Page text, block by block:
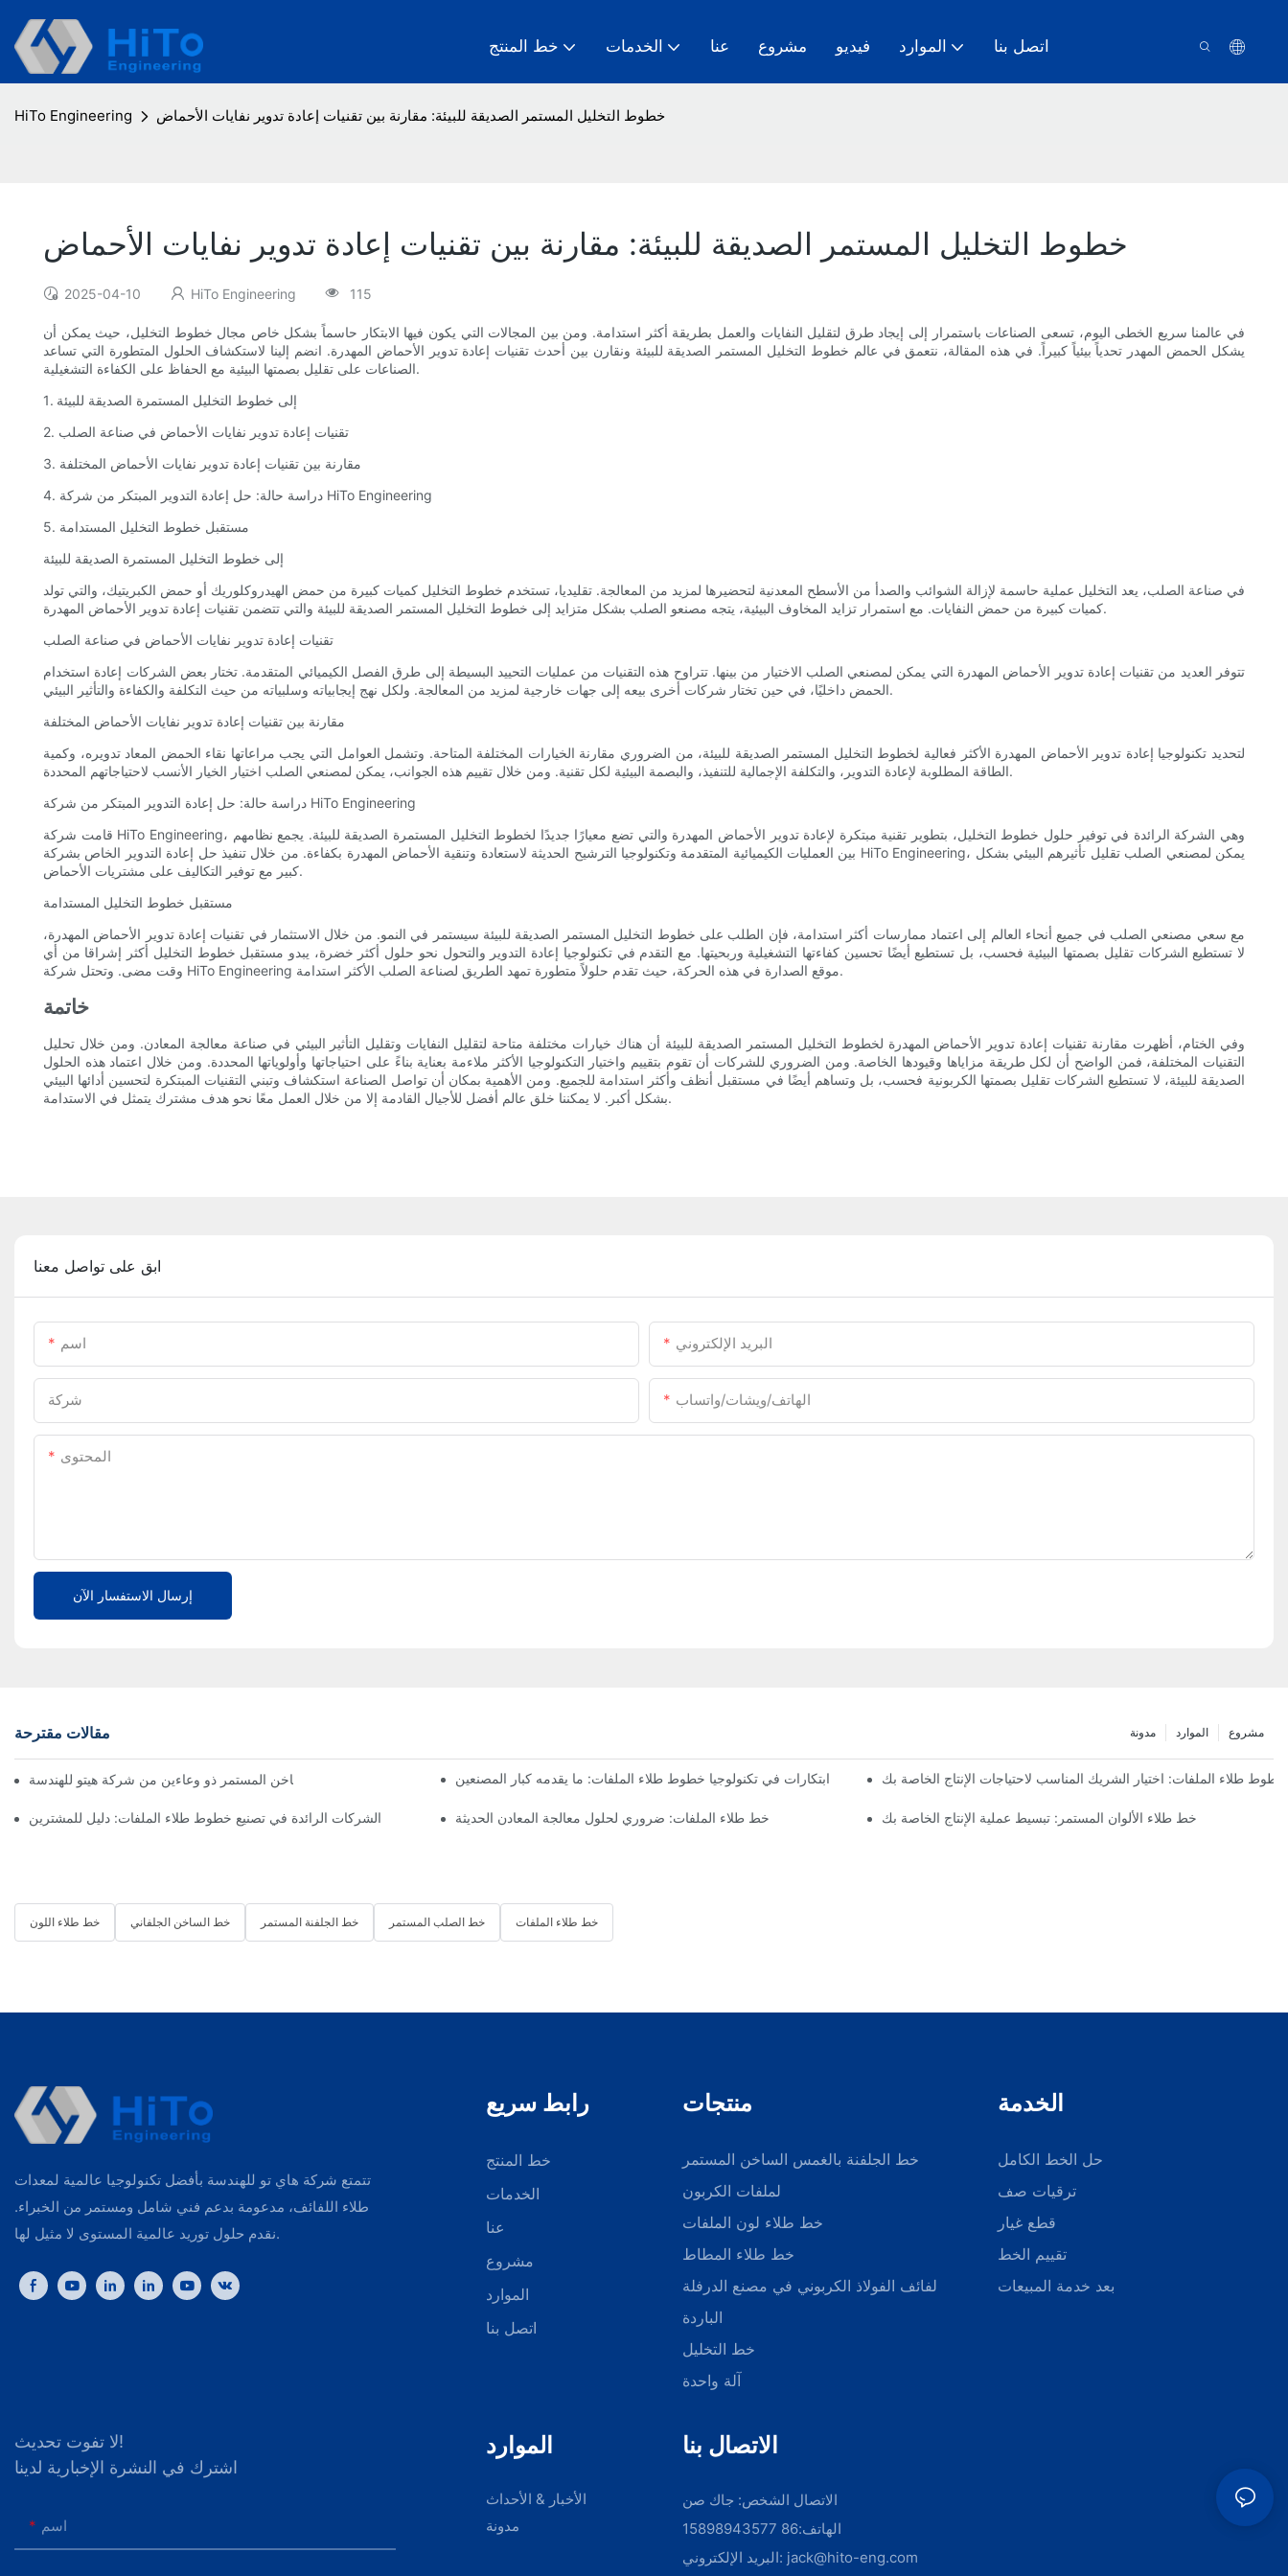
خط المنتج الخدمات عنا مشروع فيديو الموارد اتصل بنا
HiTo Engineering خطوط التخليل المستمر الصديقة للبيئة: مقارنة بين تقنيات إعادة تدوير نفايات الأحماض
خطوط التخليل المستمر الصديقة للبيئة: مقارنة بين تقنيات إعادة تدوير نفايات الأحماض
2025-04-10 HiTo Engineering 115
في عالمنا سريع الخطى اليوم، تسعى الصناعات باستمرار إلى إيجاد طرق لتقليل النفايات والعمل بطريقة أكثر استدامة. ومن بين المجالات التي يكون فيها الابتكار حاسماً بشكل خاص مجال خطوط التخليل، حيث يمكن أن
يشكل الحمض المهدر تحدياً بيئياً كبيراً. في هذه المقالة، نتعمق في عالم خطوط التخليل المستمر الصديقة للبيئة ونقارن بين أحدث تقنيات إعادة تدوير الأحماض المهدرة. انضم إلينا لاستكشاف الحلول المتطورة التي تساعد
الصناعات على تقليل بصمتها البيئية مع الحفاظ على الكفاءة التشغيلية.
1. إلى خطوط التخليل المستمرة الصديقة للبيئة
2. تقنيات إعادة تدوير نفايات الأحماض في صناعة الصلب
3. مقارنة بين تقنيات إعادة تدوير نفايات الأحماض المختلفة
4. دراسة حالة: حل إعادة التدوير المبتكر من شركة HiTo Engineering
5. مستقبل خطوط التخليل المستدامة
إلى خطوط التخليل المستمرة الصديقة للبيئة
في صناعة الصلب، يعد التخليل عملية حاسمة لإزالة الشوائب والصدأ من الأسطح المعدنية لتحضيرها لمزيد من المعالجة. تقليديا، تستخدم خطوط التخليل كميات كبيرة من حمض الهيدروكلوريك أو حمض الكبريتيك، والتي تولد
كميات كبيرة من حمض النفايات. مع استمرار تزايد المخاوف البيئية، يتجه مصنعو الصلب بشكل متزايد إلى خطوط التخليل المستمر الصديقة للبيئة والتي تتضمن تقنيات إعادة تدوير الأحماض المهدرة.
تقنيات إعادة تدوير نفايات الأحماض في صناعة الصلب
تتوفر العديد من تقنيات إعادة تدوير الأحماض المهدرة التي يمكن لمصنعي الصلب الاختيار من بينها. تتراوح هذه التقنيات من عمليات التحييد البسيطة إلى طرق الفصل الكيميائي المتقدمة. تختار بعض الشركات إعادة استخدام
الحمض داخليًا، في حين تختار شركات أخرى بيعه إلى جهات خارجية لمزيد من المعالجة. ولكل نهج إيجابياته وسلبياته من حيث التكلفة والكفاءة والتأثير البيئي.
مقارنة بين تقنيات إعادة تدوير نفايات الأحماض المختلفة
لتحديد تكنولوجيا إعادة تدوير الأحماض المهدرة الأكثر فعالية لخطوط التخليل المستمر الصديقة للبيئة، من الضروري مقارنة الخيارات المختلفة المتاحة. وتشمل العوامل التي يجب مراعاتها نقاء الحمض المعاد تدويره، وكمية
الطاقة المطلوبة لإعادة التدوير، والتكلفة الإجمالية للتنفيذ، والبصمة البيئية لكل تقنية. ومن خلال تقييم هذه الجوانب، يمكن لمصنعي الصلب اختيار الخيار الأنسب لاحتياجاتهم المحددة.
دراسة حالة: حل إعادة التدوير المبتكر من شركة HiTo Engineering
قامت شركة HiTo Engineering، وهي الشركة الرائدة في توفير حلول خطوط التخليل، بتطوير تقنية مبتكرة لإعادة تدوير الأحماض المهدرة والتي تضع معيارًا جديدًا لخطوط التخليل المستمرة الصديقة للبيئة. يجمع نظامهم
بين العمليات الكيميائية المتقدمة وتكنولوجيا الترشيح الحديثة لاستعادة وتنقية الأحماض المهدرة بكفاءة. من خلال تنفيذ حل إعادة التدوير الخاص بشركة HiTo Engineering، يمكن لمصنعي الصلب تقليل تأثيرهم البيئي بشكل
كبير مع توفير التكاليف على مشتريات الأحماض.
مستقبل خطوط التخليل المستدامة
مع سعي مصنعي الصلب في جميع أنحاء العالم إلى اعتماد ممارسات أكثر استدامة، فإن الطلب على خطوط التخليل المستمر الصديقة للبيئة سيستمر في النمو. من خلال الاستثمار في تقنيات إعادة تدوير الأحماض المهدرة،
لا تستطيع الشركات تقليل بصمتها البيئية فحسب، بل تستطيع أيضًا تحسين كفاءتها التشغيلية وربحيتها. مع التقدم في تكنولوجيا إعادة التدوير والتحول نحو حلول أكثر خضرة، يبدو مستقبل خطوط التخليل أكثر إشراقا من أي
وقت مضى. وتحتل شركة HiTo Engineering موقع الصدارة في هذه الحركة، حيث تقدم حلولاً متطورة تمهد الطريق لصناعة الصلب الأكثر استدامة.
خاتمة
وفي الختام، أظهرت مقارنة تقنيات إعادة تدوير الأحماض المهدرة لخطوط التخليل المستمر الصديقة للبيئة أن هناك خيارات مختلفة متاحة لتقليل النفايات وتقليل التأثير البيئي في صناعة معالجة المعادن. ومن خلال تحليل
التقنيات المختلفة، فمن الواضح أن لكل طريقة مزاياها وقيودها الخاصة. ومن الضروري للشركات أن تقوم بتقييم واختيار التكنولوجيا الأكثر ملاءمة بعناية بناءً على احتياجاتها وأولوياتها المحددة. ومن خلال اعتماد هذه الحلول
الصديقة للبيئة، لا تستطيع الشركات تقليل بصمتها الكربونية فحسب، بل وتساهم أيضًا في مستقبل أنظف وأكثر استدامة للجميع. ومن الأهمية بمكان أن تواصل الصناعة استكشاف وتبني التقنيات المبتكرة لتحسين أدائها البيئي
بشكل أكبر. لا يمكننا خلق عالم أفضل للأجيال القادمة إلا من خلال العمل معًا نحو هدف مشترك يتمثل في الاستدامة.
ابق على تواصل معنا
اسم البريد الإلكتروني
شركة الهاتف/ويشات/واتساب
المحتوى
إرسال الاستفسار الآن
مقالات مقترحة مشروع الموارد مدونة
ابتكارات في تكنولوجيا خطوط طلاء الملفات: ما يقدمه كبار المصنعين طلاء الملفات: اختيار الشريك المناسب لاحتياجات الإنتاج الخاصة بك
الشركات الرائدة في تصنيع خطوط طلاء الملفات: دليل للمشترين خط طلاء الملفات: ضروري لحلول معالجة المعادن الحديثة خط طلاء الألوان المستمر: تبسيط عملية الإنتاج الخاصة بك
خط طلاء اللون خط الساخن الجلفاني خط الجلفنة المستمر خط الصلب المستمر خط طلاء الملفات
تتمتع شركة هاي تو للهندسة بأفضل تكنولوجيا عالمية لمعدات
طلاء اللفائف، مدعومة بدعم فني شامل ومستمر من الخبراء.
نقدم حلول توريد عالمية المستوى لا مثيل لها.
رابط سريع
خط المنتج
الخدمات
عنا
مشروع
الموارد
اتصل بنا
منتجات
خط الجلفنة بالغمس الساخن المستمر
لملفات الكربون
خط طلاء لون الملفات
خط طلاء المطاط
لفائف الفولاذ الكربوني في مصنع الدرفلة
الباردة
خط التخليل
آلة واحدة
الخدمة
حل الخط الكامل
ترقيات صف
قطع غيار
تقييم الخط
بعد خدمة المبيعات
لا تفوت تحديث!
اشترك في النشرة الإخبارية لدينا
اسم
الموارد
الأخبار & الأحداث
مدونة
الاتصال بنا
الاتصال الشخص: جاك صن
الهاتف:86 15898943577
البريد الإلكتروني: jack@hito-eng.com